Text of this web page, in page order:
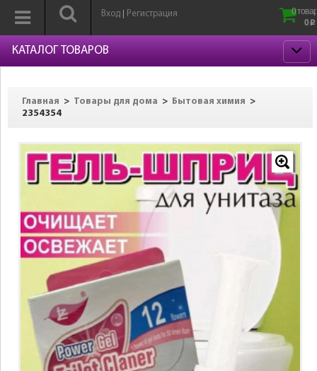
Вход Регистрация
0
0 p
КАТАЛОГ ТОВАРОВ
Главная > Товары для дома > Бытовая химия
>
2354354